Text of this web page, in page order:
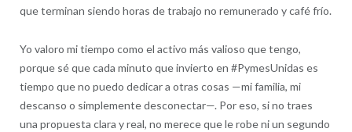
que terminan siendo horas de trabajo no remunerado y café frío.
Yo valoro mi tiempo como el activo más valioso que tengo,
porque sé que cada minuto que invierto en #PymesUnidas es
tiempo que no puedo dedicar a otras cosas —mi familia, mi
descanso o simplemente desconectar—. Por eso, si no traes
una propuesta clara y real, no merece que le robe ni un segundo